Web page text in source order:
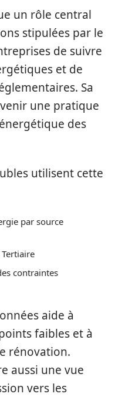
un rôle central
stipulées par le
de suivre
et de
Sa
une pratique
des
utilisent cette
par source
contraintes
aide à
faibles et à
rénovation.
aussi une vue
vers les